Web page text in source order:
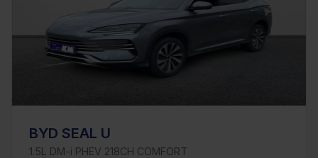
BYD SEAL U
1.5L DM-i PHEV 218CH COMFORT